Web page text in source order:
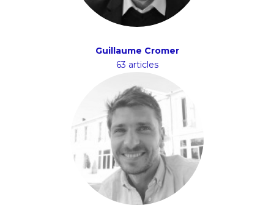
Guillaume Cromer
63 articles